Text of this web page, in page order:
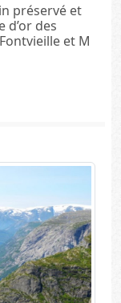
préservé et
d’or des
et M